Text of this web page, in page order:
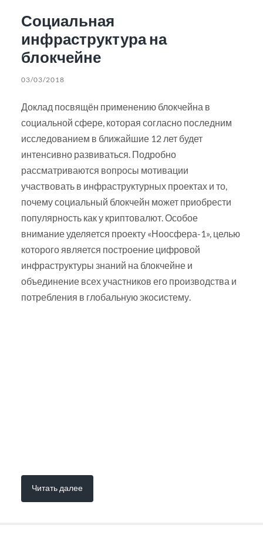
Социальная
инфраструктура на
блокчейне
03/03/2018
Доклад посвящён применению блокчейна в
социальной сфере, которая согласно последним
исследованием в ближайшие 12 лет будет
интенсивно развиваться. Подробно
рассматриваются вопросы мотивации
участвовать в инфраструктурных проектах и то,
почему социальный блокчейн может приобрести
популярность как у криптовалют. Особое
внимание уделяется проекту «Ноосфера-1», целью
которого является построение цифровой
инфраструктуры знаний на блокчейне и
объединение всех участников его производства и
потребления в глобальную экосистему.
Читать далее